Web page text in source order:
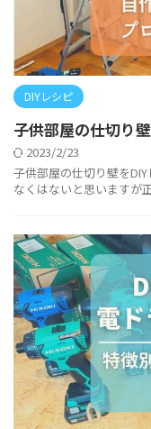
DIYレシピ
子供部屋の仕切り
2023/2/23
子供部屋の仕切り壁を
なくはないと思いますが